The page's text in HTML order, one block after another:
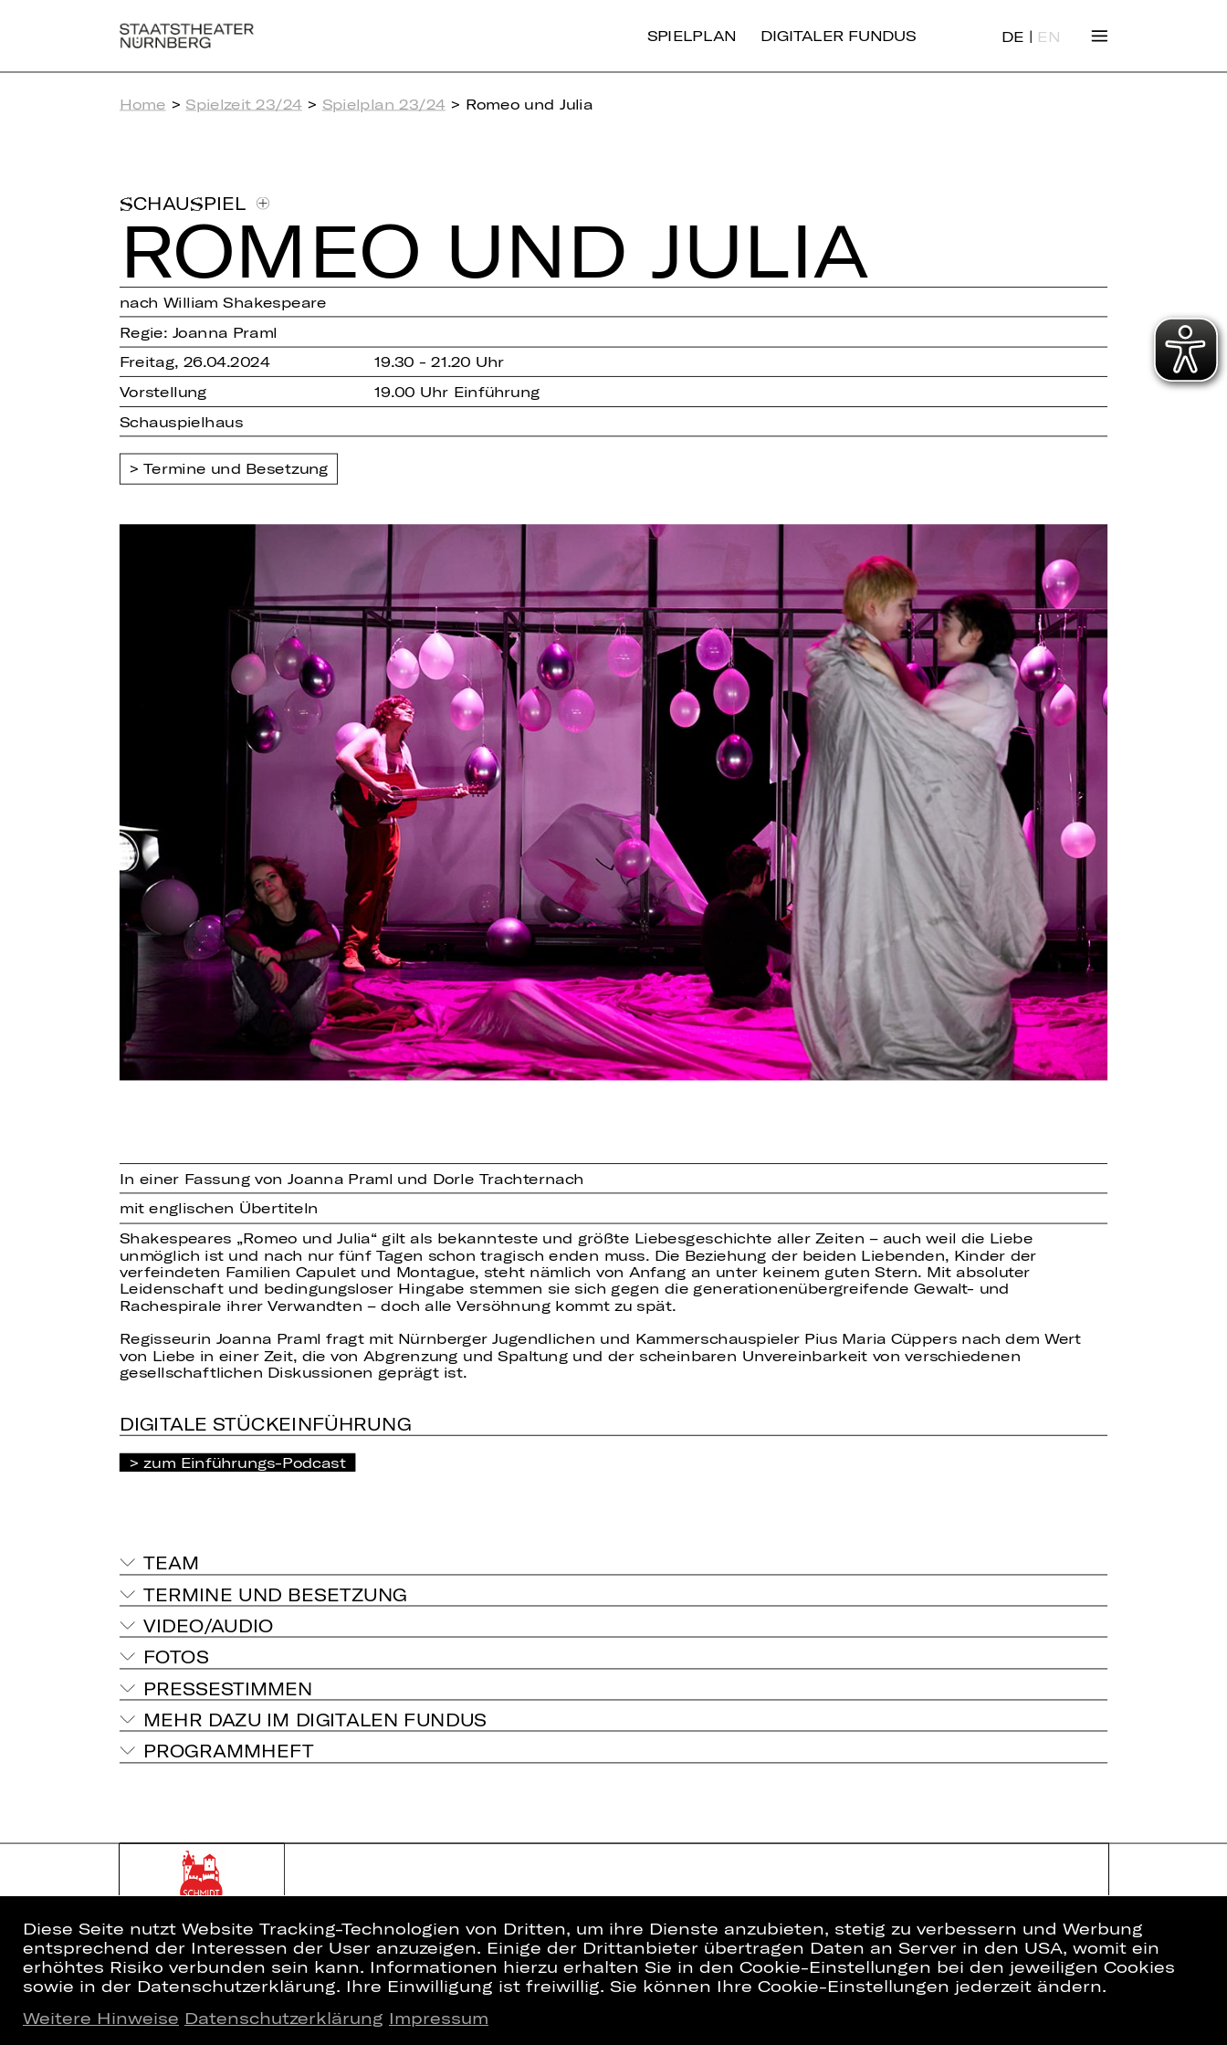
SPIELPLAN DIGITALER FUNDUS DE | EN
Home > Spielzeit 23/24> Spielplan 23/24> Romeo und Julia
SCHAUSPIEL
ROMEO UND JULIA
nach William Shakespeare
Regie: Joanna Praml
Freitag, 26.04.2024
19.30 - 21.20 Uhr
Vorstellung
19.00 Uhr Einführung
Schauspielhaus
Termine und Besetzung
In einer Fassung von Joanna Praml und Dorle Trachternach
mit englischen Übertiteln
Shakespeares „Romeo und Julia“ gilt als bekannteste und größte Liebesgeschichte aller Zeiten – auch weil die Liebe
unmöglich ist und nach nur fünf Tagen schon tragisch enden muss. Die Beziehung der beiden Liebenden, Kinder der
verfeindeten Familien Capulet und Montague, steht nämlich von Anfang an unter keinem guten Stern. Mit absoluter
Leidenschaft und bedingungsloser Hingabe stemmen sie sich gegen die generationenübergreifende Gewalt- und
Rachespirale ihrer Verwandten – doch alle Versöhnung kommt zu spät.
Regisseurin Joanna Praml fragt mit Nürnberger Jugendlichen und Kammerschauspieler Pius Maria Cüppers nach dem Wert
von Liebe in einer Zeit, die von Abgrenzung und Spaltung und der scheinbaren Unvereinbarkeit von verschiedenen
gesellschaftlichen Diskussionen geprägt ist.
DIGITALE STÜCKEINFÜHRUNG
zum Einführungs-Podcast
TEAM
TERMINE UND BESETZUNG
VIDEO/AUDIO
FOTOS
PRESSESTIMMEN
MEHR DAZU IM DIGITALEN FUNDUS
PROGRAMMHEFT
Home Newsletter
Diese Seite nutzt Website Tracking-Technologien von Dritten, um ihre Dienste anzubieten, stetig zu verbessern und Werbung
entsprechend der Interessen der User anzuzeigen. Einige der Drittanbieter übertragen Daten an Server in den USA, womit ein
erhöhtes Risiko verbunden sein kann. Informationen hierzu erhalten Sie in den Cookie-Einstellungen bei den jeweiligen Cookies
sowie in der Datenschutzerklärung. Ihre Einwilligung ist freiwillig. Sie können Ihre Cookie-Einstellungen jederzeit ändern.
Weitere Hinweise Datenschutzerklärung Impressum